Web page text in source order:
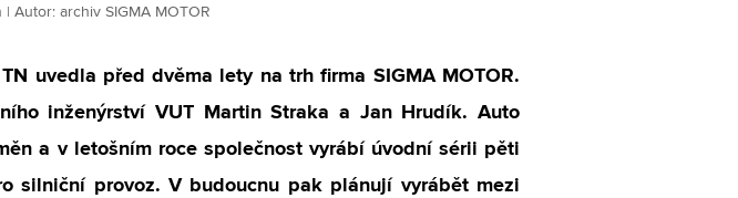
Autor: archiv SIGMA MOTOR
uvedla před dvěma lety na trh firma SIGMA MOTOR.
inženýrství VUT Martin Straka a Jan Hrudík. Auto
a v letošním roce společnost vyrábí úvodní sérii pěti
silniční provoz. V budoucnu pak plánují vyrábět mezi